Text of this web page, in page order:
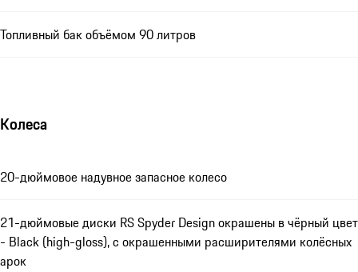
Топливный бак объёмом 90 литров
Колеса
20-дюймовое надувное запасное колесо
21-дюймовые диски RS Spyder Design окрашены в чёрный цвет
- Black (high-gloss), с окрашенными расширителями колёсных
арок